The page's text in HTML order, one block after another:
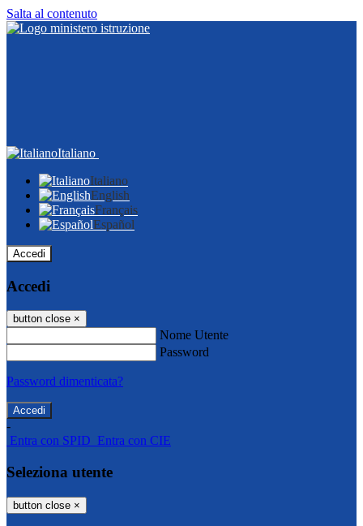
Salta al contenuto
Italiano
Italiano
English
Français
Español
Accedi
Accedi
button close ×
Nome Utente
Password
Password dimenticata?
-
Entra con SPID Entra con CIE
Seleziona utente
button close ×